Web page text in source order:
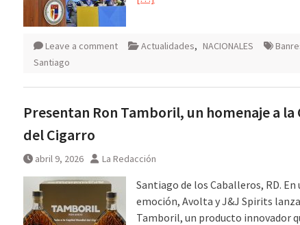
Leave a comment Actualidades, NACIONALES
Santiago
Presentan Ron Tamboril, un homenaje a
del Cigarro
abril 9, 2026 La Redacción
Santiago de los Caballeros, RD.
emoción, Avolta y J&J Spirits
Tamboril, un producto innovador